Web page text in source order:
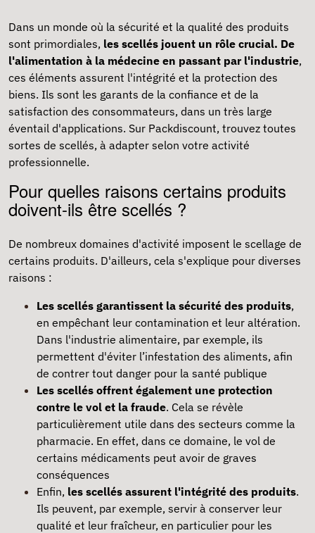
Dans un monde où la sécurité et la qualité des produits
sont primordiales, les scellés jouent un rôle crucial. De
l'alimentation à la médecine en passant par l'industrie,
ces éléments assurent l'intégrité et la protection des
biens. Ils sont les garants de la confiance et de la
satisfaction des consommateurs, dans un très large
éventail d'applications. Sur Packdiscount, trouvez toutes
sortes de scellés, à adapter selon votre activité
professionnelle.
Pour quelles raisons certains produits
doivent-ils être scellés ?
De nombreux domaines d'activité imposent le scellage de
certains produits. D'ailleurs, cela s'explique pour diverses
raisons :
Les scellés garantissent la sécurité des produits,
en empêchant leur contamination et leur altération.
Dans l'industrie alimentaire, par exemple, ils
permettent d'éviter l’infestation des aliments, afin
de contrer tout danger pour la santé publique
Les scellés offrent également une protection
contre le vol et la fraude. Cela se révèle
particulièrement utile dans des secteurs comme la
pharmacie. En effet, dans ce domaine, le vol de
certains médicaments peut avoir de graves
conséquences
Enfin, les scellés assurent l'intégrité des produits.
Ils peuvent, par exemple, servir à conserver leur
qualité et leur fraîcheur, en particulier pour les